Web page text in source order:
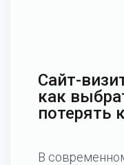
Сайт-
как
потерять
В